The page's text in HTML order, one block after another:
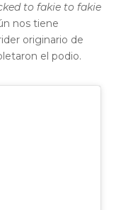
to fakie to fakie
nos tiene
originario de
el podio.